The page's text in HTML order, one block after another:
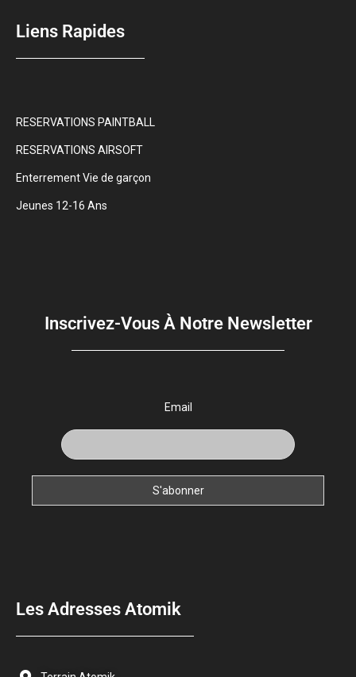
Liens Rapides
RESERVATIONS PAINTBALL
RESERVATIONS AIRSOFT
Enterrement Vie de garçon
Jeunes 12-16 Ans
Inscrivez-Vous À Notre Newsletter
Email
Les Adresses Atomik